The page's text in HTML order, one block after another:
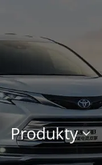
Produkty